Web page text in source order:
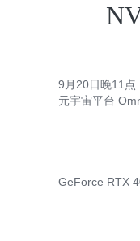
9月20日晚11点
元宇宙平台
GeForce RTX